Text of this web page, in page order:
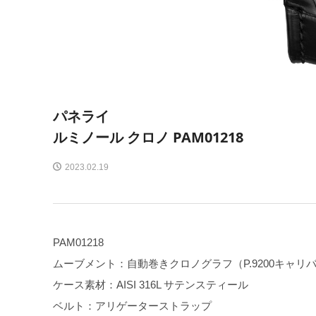
パネライ
ルミノール クロノ PAM01218
2023.02.19
PAM01218
ムーブメント：自動巻きクロノグラフ（P.9200キャリ
ケース素材：AISI 316L サテンスティール
ベルト：アリゲーターストラップ